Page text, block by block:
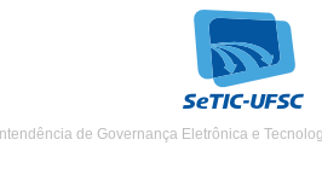
de Governança Eletrônica e